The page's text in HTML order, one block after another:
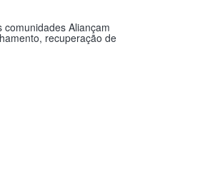
Aliançam
recuperação de